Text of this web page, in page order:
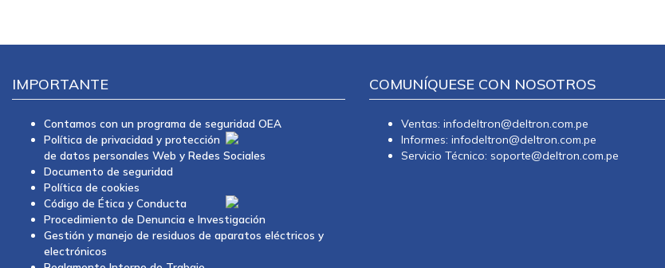
IMPORTANTE
Contamos con un programa de seguridad OEA
Política de privacidad y protección
de datos personales Web y Redes Sociales
Documento de seguridad
Política de cookies
Código de Ética y Conducta
Procedimiento de Denuncia e Investigación
Gestión y manejo de residuos de aparatos eléctricos y
electrónicos
COMUNÍQUESE CON NOSOTROS
Ventas: infodeltron@deltron.com.pe
Informes: infodeltron@deltron.com.pe
Servicio Técnico: soporte@deltron.com.pe